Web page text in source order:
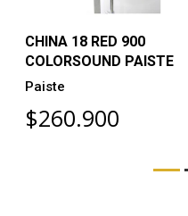
CHINA 18 RED 900
COLORSOUND PAISTE
Paiste
$260.900